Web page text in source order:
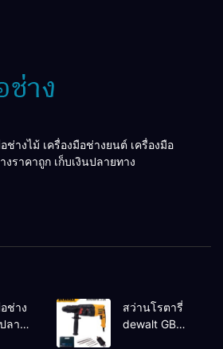
ช่างไม้ เครื่องมือช่างยนต์ เครื่องมือ
ราคาถูก เก็บเงินปลายทาง
ช่าง
ลาย
สว่านโรตารี่
dewalt GBH